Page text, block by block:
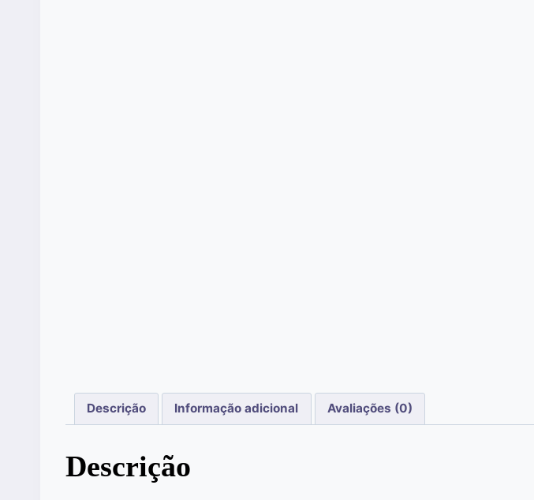
Descrição Informação adicional Avaliações (0)
Descrição